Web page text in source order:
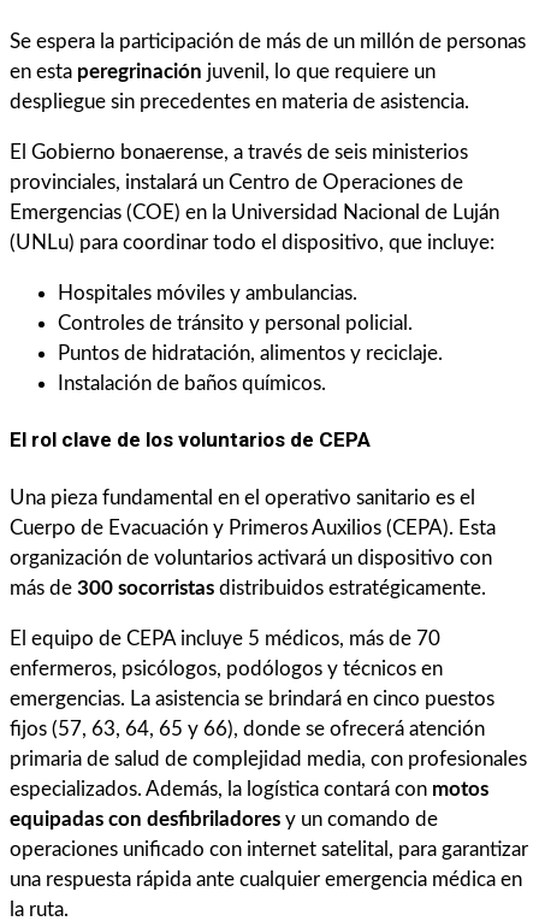
Se espera la participación de más de un millón de personas
en esta peregrinación juvenil, lo que requiere un
despliegue sin precedentes en materia de asistencia.
El Gobierno bonaerense, a través de seis ministerios
provinciales, instalará un Centro de Operaciones de
Emergencias (COE) en la Universidad Nacional de Luján
(UNLu) para coordinar todo el dispositivo, que incluye:
Hospitales móviles y ambulancias.
Controles de tránsito y personal policial.
Puntos de hidratación, alimentos y reciclaje.
Instalación de baños químicos.
El rol clave de los voluntarios de CEPA
Una pieza fundamental en el operativo sanitario es el
Cuerpo de Evacuación y Primeros Auxilios (CEPA). Esta
organización de voluntarios activará un dispositivo con
más de 300 socorristas distribuidos estratégicamente.
El equipo de CEPA incluye 5 médicos, más de 70
enfermeros, psicólogos, podólogos y técnicos en
emergencias. La asistencia se brindará en cinco puestos
fijos (57, 63, 64, 65 y 66), donde se ofrecerá atención
primaria de salud de complejidad media, con profesionales
especializados. Además, la logística contará con motos
equipadas con desfibriladores y un comando de
operaciones unificado con internet satelital, para garantizar
una respuesta rápida ante cualquier emergencia médica en
la ruta.